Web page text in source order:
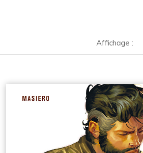
Affichage :